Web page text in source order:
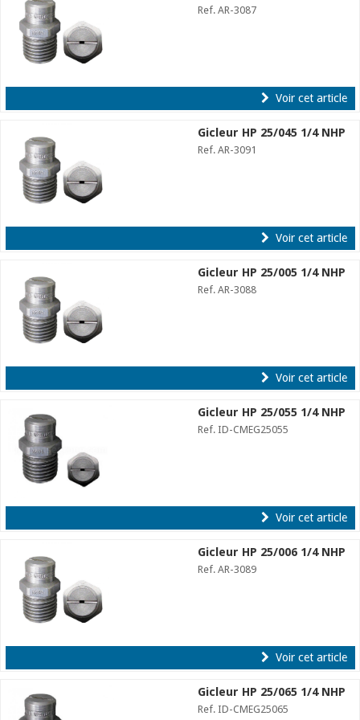
Ref. AR-3087
Voir cet article
Gicleur HP 25/045 1/4 NHP
Ref. AR-3091
Voir cet article
Gicleur HP 25/005 1/4 NHP
Ref. AR-3088
Voir cet article
Gicleur HP 25/055 1/4 NHP
Ref. ID-CMEG25055
Voir cet article
Gicleur HP 25/006 1/4 NHP
Ref. AR-3089
Voir cet article
Gicleur HP 25/065 1/4 NHP
Ref. ID-CMEG25065